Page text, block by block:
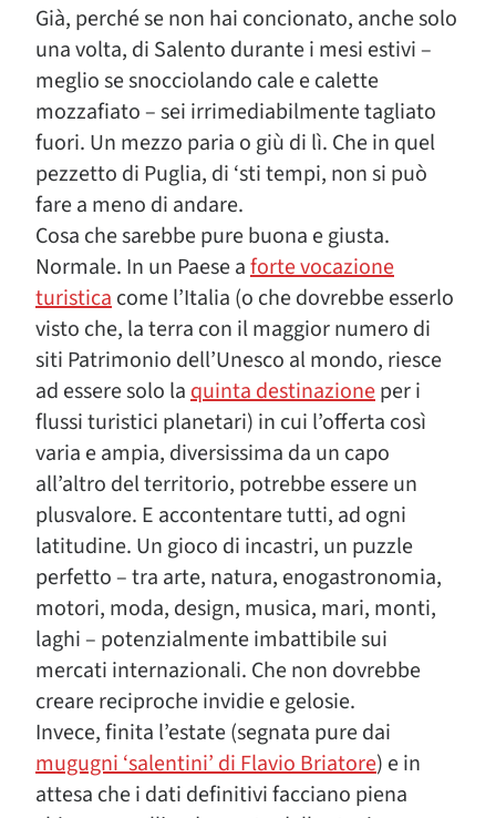
Già, perché se non hai concionato, anche solo
una volta, di Salento durante i mesi estivi –
meglio se snocciolando cale e calette
mozzafiato – sei irrimediabilmente tagliato
fuori. Un mezzo paria o giù di lì. Che in quel
pezzetto di Puglia, di ‘sti tempi, non si può
fare a meno di andare.
Cosa che sarebbe pure buona e giusta.
Normale. In un Paese aforte vocazione
turisticacome l’Italia (o che dovrebbe esserlo
visto che, la terra con il maggior numero di
siti Patrimonio dell’Unesco al mondo, riesce
ad essere solo laquinta destinazioneper i
flussi turistici planetari) in cui l’offerta così
varia e ampia, diversissima da un capo
all’altro del territorio, potrebbe essere un
plusvalore. E accontentare tutti, ad ogni
latitudine. Un gioco di incastri, un puzzle
perfetto – tra arte, natura, enogastronomia,
motori, moda, design, musica, mari, monti,
laghi – potenzialmente imbattibile sui
mercati internazionali. Che non dovrebbe
creare reciproche invidie e gelosie.
Invece, finita l’estate (segnata pure dai
mugugni ‘salentini’ di Flavio Briatore) e in
attesa che i dati definitivi facciano piena